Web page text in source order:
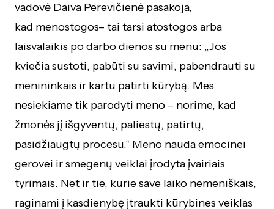
vadovė Daiva Perevičienė pasakoja,
kad menostogos– tai tarsi atostogos arba
laisvalaikis po darbo dienos su menu: „Jos
kviečia sustoti, pabūti su savimi, pabendrauti su
menininkais ir kartu patirti kūrybą. Mes
nesiekiame tik parodyti meno – norime, kad
žmonės jį išgyventų, paliestų, patirtų,
pasidžiaugtų procesu.“ Meno nauda emocinei
gerovei ir smegenų veiklai įrodyta įvairiais
tyrimais. Net ir tie, kurie save laiko nemeniškais,
raginami į kasdienybę įtraukti kūrybines veiklas